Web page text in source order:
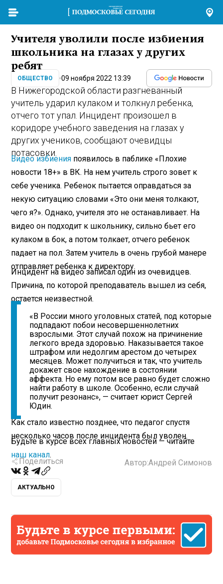
Учителя уволили после избиения
школьника на глазах у других
ребят
ОБЩЕСТВО 09 ноября 2022 13:39
В Нижегородской области разгневанный
учитель ударил кулаком и толкнул ребенка,
отчего тот упал. Инцидент произошел в
коридоре учебного заведения на глазах у
других учеников, сообщают очевидцы
потасовки.
Видео избиения появилось в паблике «Плохие
новости 18+» в ВК. На нем учитель строго зовет к
себе ученика. Ребенок пытается оправдаться за
некую ситуацию словами «Это они меня толкают,
чего я?». Однако, учителя это не останавливает. На
видео он подходит к школьнику, сильно бьет его
кулаком в бок, а потом толкает, отчего ребенок
падает на пол. Затем учитель в очень грубой манере
отправляет ребенка к директору.
Инцидент на видео записал один из очевидцев.
Причина, по которой преподаватель вышел из себя,
остается неизвестной.
«В России много уголовных статей, под которые
подпадают побои несовершеннолетних
взрослыми. Этот случай похож на причинение
легкого вреда здоровью. Наказывается такое
штрафом или недолгим арестом до четырех
месяцев. Может получиться и так, что учитель
докажет свое нахождение в состоянии
аффекта. Но ему потом все равно будет сложно
найти работу в школе. Особенно, если случай
получит резонанс», — считает юрист Сергей
Юдин.
Как стало известно позднее, что педагог спустя
несколько часов после инцидента был уволен.
Будьте в курсе всех главных новостей — читайте
наш канал.
Поделиться Автор:Андрей Симонов
АКТУАЛЬНО